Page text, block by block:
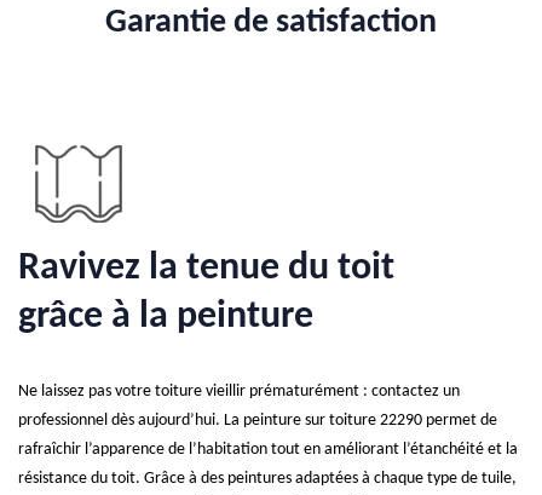
Garantie de satisfaction
Ravivez la tenue du toit
grâce à la peinture
Ne laissez pas votre toiture vieillir prématurément : contactez un
professionnel dès aujourd’hui. La peinture sur toiture 22290 permet de
rafraîchir l’apparence de l’habitation tout en améliorant l’étanchéité et la
résistance du toit. Grâce à des peintures adaptées à chaque type de tuile,